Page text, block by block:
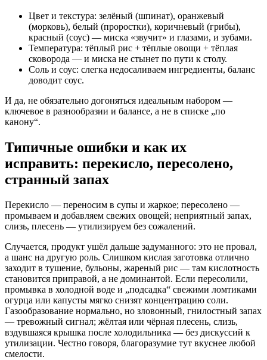
Цвет и текстура: зелёный (шпинат), оранжевый
(морковь), белый (проростки), коричневый (грибы),
красный (соус) — миска «звучит» и глазами, и зубами.
Температура: тёплый рис + тёплые овощи + тёплая
сковорода — и миска не стынет по пути к столу.
Соль и соус: слегка недосаливаем ингредиенты, баланс
доводит соус.
И да, не обязательно догоняться идеальным набором —
ключевое в разнообразии и балансе, а не в списке „по
канону“.
Типичные ошибки и как их
исправить: перекисло, пересолено,
странный запах
Перекисло — переносим в супы и жаркое; пересолено —
промываем и добавляем свежих овощей; неприятный запах,
слизь, плесень — утилизируем без сожалений.
Случается, продукт ушёл дальше задуманного: это не провал,
а шанс на другую роль. Слишком кислая заготовка отлично
заходит в тушение, бульоны, жареный рис — там кислотность
становится приправой, а не доминантой. Если пересолили,
промывка в холодной воде и „подсадка“ свежими ломтиками
огурца или капусты мягко снизят концентрацию соли.
Газообразование нормально, но зловонный, гнилостный запах
— тревожный сигнал; жёлтая или чёрная плесень, слизь,
вздувшаяся крышка после холодильника — без дискуссий к
утилизации. Честно говоря, благоразумие тут вкуснее любой
смелости.